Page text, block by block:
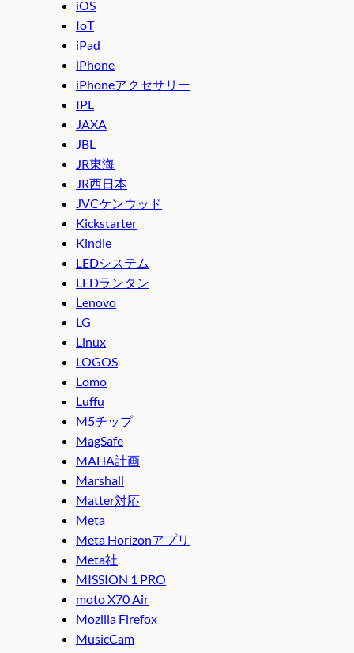
iOS
IoT
iPad
iPhone
iPhoneアクセサリー
IPL
JAXA
JBL
JR東海
JR西日本
JVCケンウッド
Kickstarter
Kindle
LEDシステム
LEDランタン
Lenovo
LG
Linux
LOGOS
Lomo
Luffu
M5チップ
MagSafe
MAHA計画
Marshall
Matter対応
Meta
Meta Horizonアプリ
Meta社
MISSION 1 PRO
moto X70 Air
Mozilla Firefox
MusicCam